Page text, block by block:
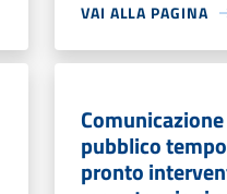
VAI ALLA PAGINA
pubblico
pronto